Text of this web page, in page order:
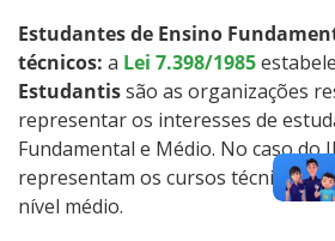
Estudantes de Ensino
técnicos: a Lei 7.398/1985
Estudantissão as organizações
representar os interesses de
Fundamental e Médio. No caso do
representam os cursos técnicos,
nível médio.